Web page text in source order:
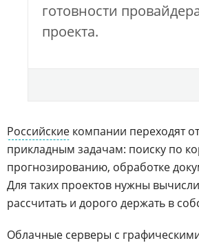
готовности
проекта.
Российские компании переходят
прикладным задачам: поиску по
прогнозированию, обработке
Для таких проектов нужны
рассчитать и дорого держать в
Облачные серверы с